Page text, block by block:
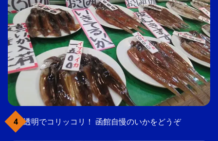
透明でコリッコリ！ 函館自慢のいかをどうぞ